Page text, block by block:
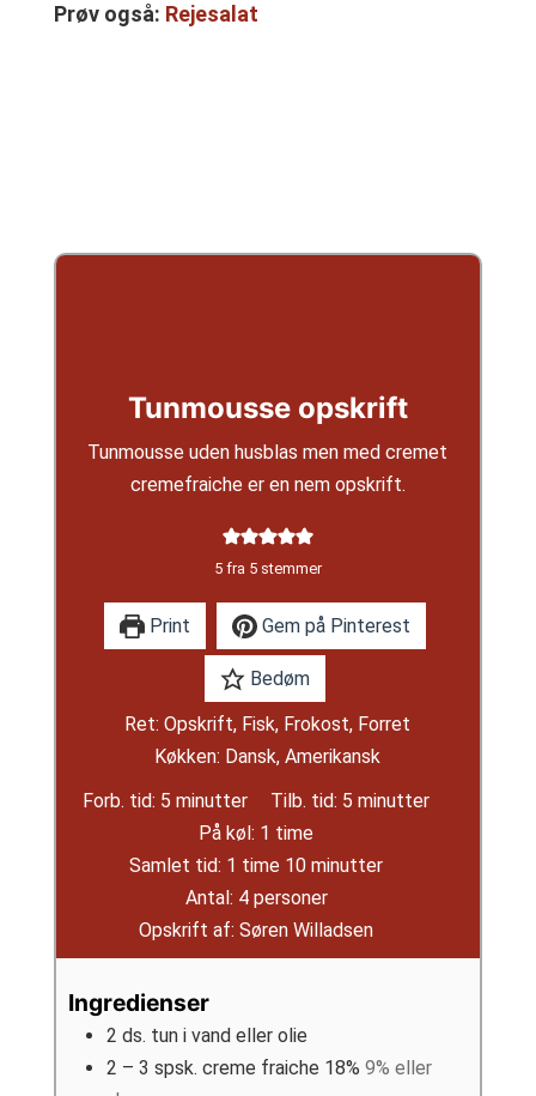
Prøv også: Rejesalat
Tunmousse opskrift
Tunmousse uden husblas men med cremet
cremefraiche er en nem opskrift.
5fra 5stemmer
Print Gem på Pinterest
Bedøm
Ret:Opskrift, Fisk, Frokost, Forret
Køkken: Dansk, Amerikansk
Forb. tid: 5 minutter
minutter Tilb. tid: 5 minutter
minutter
På køl: 1 time
time
Samlet tid: 1 time
time 10minutter
minutter
Antal: 4 personer
Opskrift af:Søren Willadsen
Ingredienser
2 ds. tun i vand eller olie
2 – 3 spsk. creme fraiche 18% 9% eller